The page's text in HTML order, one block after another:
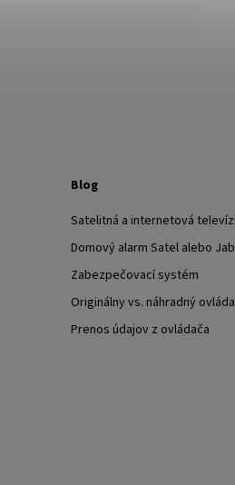
Blog
Satelitná a internetová
Domový alarm Satel alebo
Zabezpečovací systém
Originálny vs. náhradný
Prenos údajov z ovládača